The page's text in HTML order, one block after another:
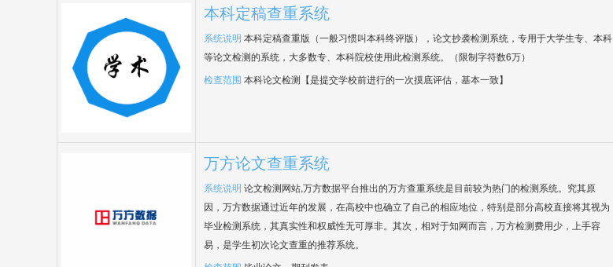
本科定稿查重系统
系统说明 本科定稿查重版（一般习惯叫本科终评版），论文抄袭检测系统，专用于大学生专、本科
等论文检测的系统，大多数专、本科院校使用此检测系统。（限制字符数6万）
检查范围 本科论文检测【是提交学校前进行的一次摸底评估，基本一致】
万方论文查重系统
系统说明 论文检测网站,万方数据平台推出的万方查重系统是目前较为热门的检测系统。究其原
因，万方数据通过近年的发展，在高校中也确立了自己的相应地位，特别是部分高校直接将其视为
毕业检测系统，其真实性和权威性无可厚非。其次，相对于知网而言，万方检测费用少，上手容
易，是学生初次论文查重的推荐系统。